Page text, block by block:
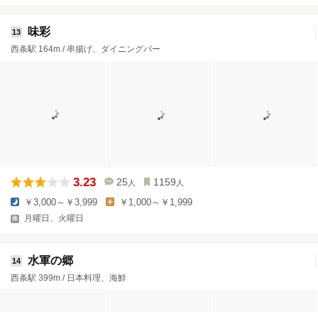
13 味彩
西条駅 164m / 串揚げ、ダイニングバー
3.23 25 人 1159 人
￥3,000～￥3,999 ￥1,000～￥1,999
月曜日、火曜日
14 水軍の郷
西条駅 399m / 日本料理、海鮮